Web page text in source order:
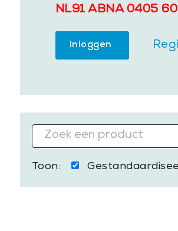
NL91 ABNA 0405
Inloggen
Toon: